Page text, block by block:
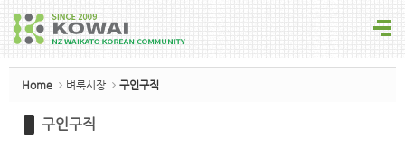
Home 벼룩시장 구인구직
구인구직
Sketchbook5, 스케치북5